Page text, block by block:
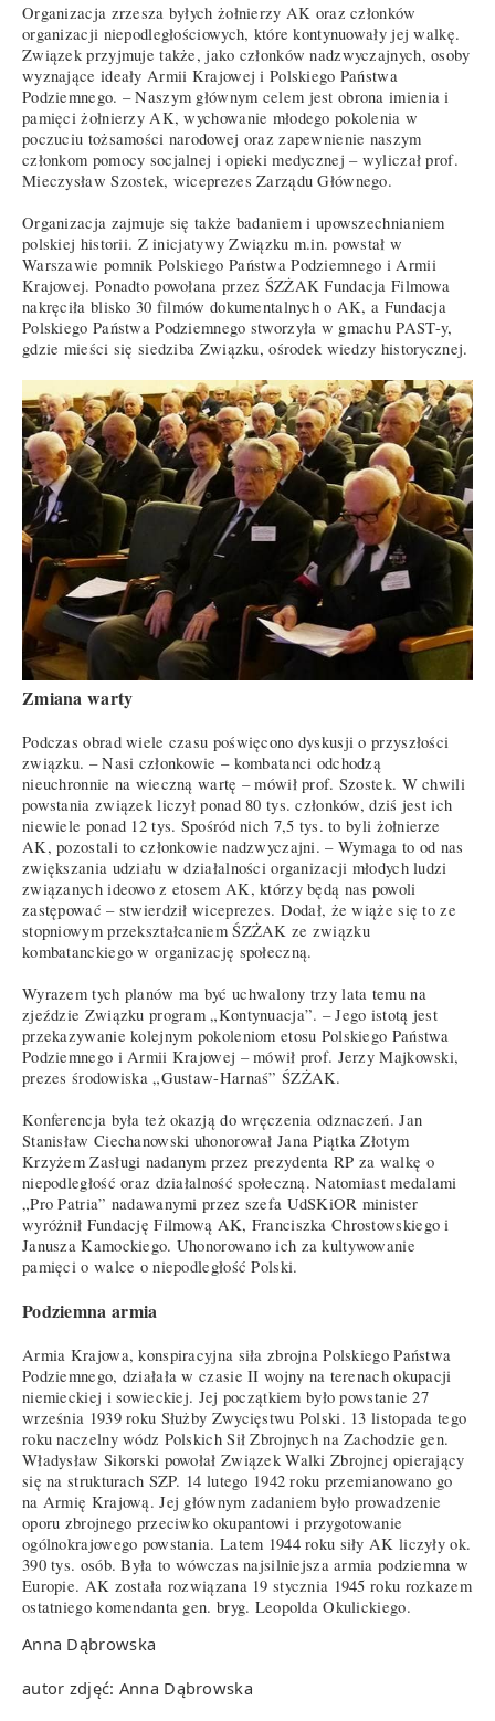
Organizacja zrzesza byłych żołnierzy AK oraz członków
organizacji niepodległościowych, które kontynuowały jej walkę.
Związek przyjmuje także, jako członków nadzwyczajnych, osoby
wyznające ideały Armii Krajowej i Polskiego Państwa
Podziemnego. – Naszym głównym celem jest obrona imienia i
pamięci żołnierzy AK, wychowanie młodego pokolenia w
poczuciu tożsamości narodowej oraz zapewnienie naszym
członkom pomocy socjalnej i opieki medycznej – wyliczał prof.
Mieczysław Szostek, wiceprezes Zarządu Głównego.
Organizacja zajmuje się także badaniem i upowszechnianiem
polskiej historii. Z inicjatywy Związku m.in. powstał w
Warszawie pomnik Polskiego Państwa Podziemnego i Armii
Krajowej. Ponadto powołana przez ŚZŻAK Fundacja Filmowa
nakręciła blisko 30 filmów dokumentalnych o AK, a Fundacja
Polskiego Państwa Podziemnego stworzyła w gmachu PAST-y,
gdzie mieści się siedziba Związku, ośrodek wiedzy historycznej.
Zmiana warty
Podczas obrad wiele czasu poświęcono dyskusji o przyszłości
związku. – Nasi członkowie – kombatanci odchodzą
nieuchronnie na wieczną wartę – mówił prof. Szostek. W chwili
powstania związek liczył ponad 80 tys. członków, dziś jest ich
niewiele ponad 12 tys. Spośród nich 7,5 tys. to byli żołnierze
AK, pozostali to członkowie nadzwyczajni. – Wymaga to od nas
zwiększania udziału w działalności organizacji młodych ludzi
związanych ideowo z etosem AK, którzy będą nas powoli
zastępować – stwierdził wiceprezes. Dodał, że wiąże się to ze
stopniowym przekształcaniem ŚZŻAK ze związku
kombatanckiego w organizację społeczną.
Wyrazem tych planów ma być uchwalony trzy lata temu na
zjeździe Związku program „Kontynuacja”. – Jego istotą jest
przekazywanie kolejnym pokoleniom etosu Polskiego Państwa
Podziemnego i Armii Krajowej – mówił prof. Jerzy Majkowski,
prezes środowiska „Gustaw-Harnaś” ŚZŻAK.
Konferencja była też okazją do wręczenia odznaczeń. Jan
Stanisław Ciechanowski uhonorował Jana Piątka Złotym
Krzyżem Zasługi nadanym przez prezydenta RP za walkę o
niepodległość oraz działalność społeczną. Natomiast medalami
„Pro Patria” nadawanymi przez szefa UdSKiOR minister
wyróżnił Fundację Filmową AK, Franciszka Chrostowskiego i
Janusza Kamockiego. Uhonorowano ich za kultywowanie
pamięci o walce o niepodległość Polski.
Podziemna armia
Armia Krajowa, konspiracyjna siła zbrojna Polskiego Państwa
Podziemnego, działała w czasie II wojny na terenach okupacji
niemieckiej i sowieckiej. Jej początkiem było powstanie 27
września 1939 roku Służby Zwycięstwu Polski. 13 listopada tego
roku naczelny wódz Polskich Sił Zbrojnych na Zachodzie gen.
Władysław Sikorski powołał Związek Walki Zbrojnej opierający
się na strukturach SZP. 14 lutego 1942 roku przemianowano go
na Armię Krajową. Jej głównym zadaniem było prowadzenie
oporu zbrojnego przeciwko okupantowi i przygotowanie
ogólnokrajowego powstania. Latem 1944 roku siły AK liczyły ok.
390 tys. osób. Była to wówczas najsilniejsza armia podziemna w
Europie. AK została rozwiązana 19 stycznia 1945 roku rozkazem
ostatniego komendanta gen. bryg. Leopolda Okulickiego.
Anna Dąbrowska
autor zdjęć: Anna Dąbrowska